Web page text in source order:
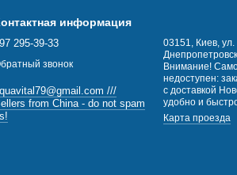
и заболеваний;
детей и др.
санитарно-гигиенических норм
посетителей. В этом контексте,
информация
295-39-33
звонок
///
from China - do not spam
03151, Киев, ул.
Внимание!
недоступен:
с доставкой
удобно и
Карта проезда